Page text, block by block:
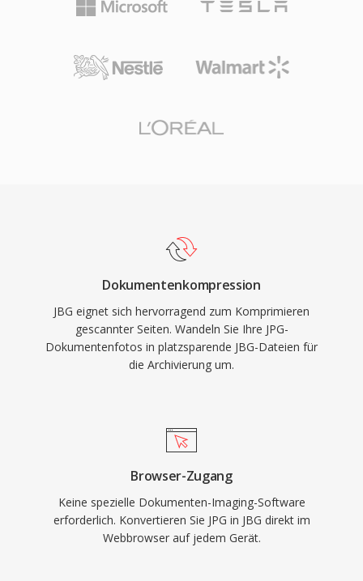
Dokumentenkompression
JBG eignet sich hervorragend zum Komprimieren
gescannter Seiten. Wandeln Sie Ihre JPG-
Dokumentenfotos in platzsparende JBG-Dateien für
die Archivierung um.
Browser-Zugang
Keine spezielle Dokumenten-Imaging-Software
erforderlich. Konvertieren Sie JPG in JBG direkt im
Webbrowser auf jedem Gerät.